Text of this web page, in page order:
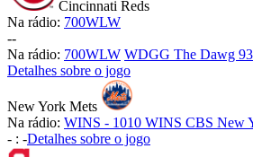
Cincinnati Reds
Na rádio: 700WLW
--
Na rádio: 700WLW WDGG The Dawg
Detalhes sobre o jogo
New York Mets
Na rádio: WINS - 1010 WINS CBS New
- : -Detalhes sobre o jogo